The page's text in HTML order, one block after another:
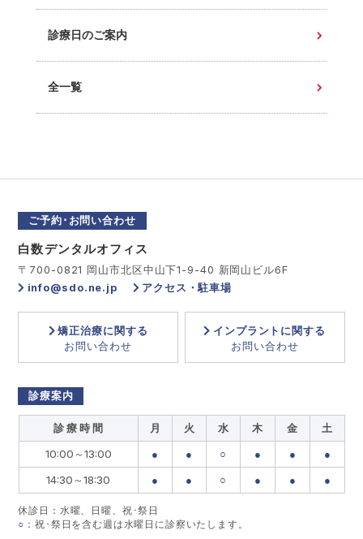
診療日のご案内
全一覧
ご予約･お問い合わせ
白数デンタルオフィス
〒700-0821 岡山市北区中山下1-9-40 新岡山ビル6F
info@sdo.ne.jp
アクセス・駐車場
矯正治療に関する
お問い合わせ
インプラントに関する
お問い合わせ
診療案内
診 療 時 間 月 火 水 木 金
土
10:00～13:00
● ● ○ ● ●
●
14:30～18:30
● ● ○ ● ● ●
休診日：水曜、日曜、祝･祭日
○ ：祝･祭日を含む週は水曜日に診察いたします。